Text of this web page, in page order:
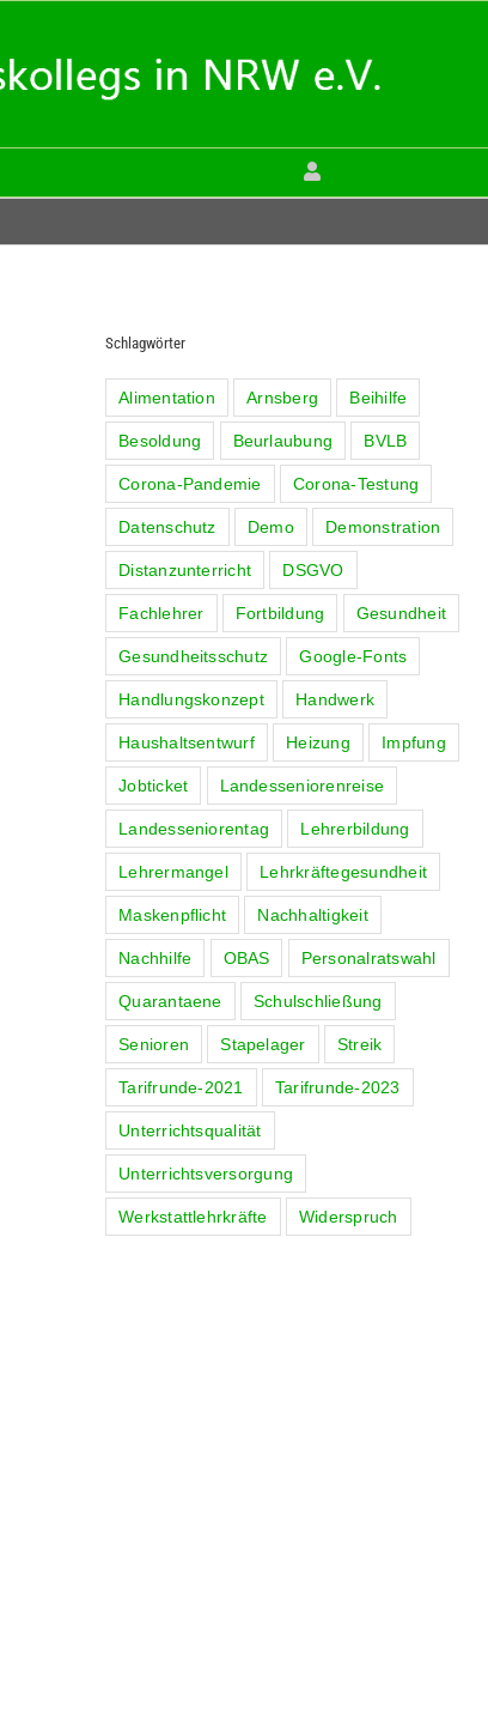
Schlagwörter
Alimentation Arnsberg Beihilfe
Besoldung Beurlaubung BVLB
Corona-Pandemie Corona-Testung
Datenschutz Demo Demonstration
Distanzunterricht DSGVO
Fachlehrer Fortbildung Gesundheit
Gesundheitsschutz Google-Fonts
Handlungskonzept Handwerk
Haushaltsentwurf Heizung Impfung
Jobticket Landesseniorenreise
Landesseniorentag Lehrerbildung
Lehrermangel Lehrkräftegesundheit
Maskenpflicht Nachhaltigkeit
Nachhilfe OBAS Personalratswahl
Quarantaene Schulschließung
Senioren Stapelager Streik
Tarifrunde-2021 Tarifrunde-2023
Unterrichtsqualität
Unterrichtsversorgung
Werkstattlehrkräfte Widerspruch